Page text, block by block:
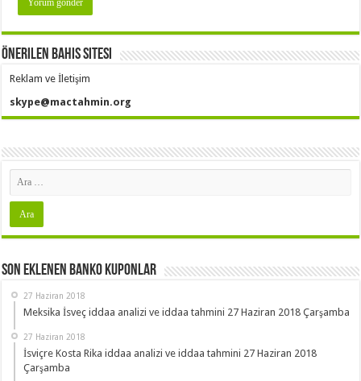
Önerilen Bahis Sitesi
Reklam ve İletişim
skype@mactahmin.org
Son Eklenen Banko Kuponlar
27 Haziran 2018
Meksika İsveç iddaa analizi ve iddaa tahmini 27 Haziran 2018 Çarşamba
27 Haziran 2018
İsviçre Kosta Rika iddaa analizi ve iddaa tahmini 27 Haziran 2018
Çarşamba